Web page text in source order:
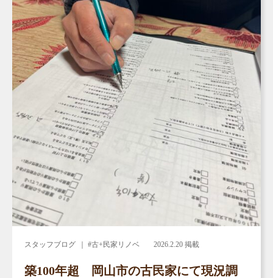
スタッフブログ ｜ #古+民家リノベ 2026.2.20 掲載
築100年超 岡山市の古民家にて現況調